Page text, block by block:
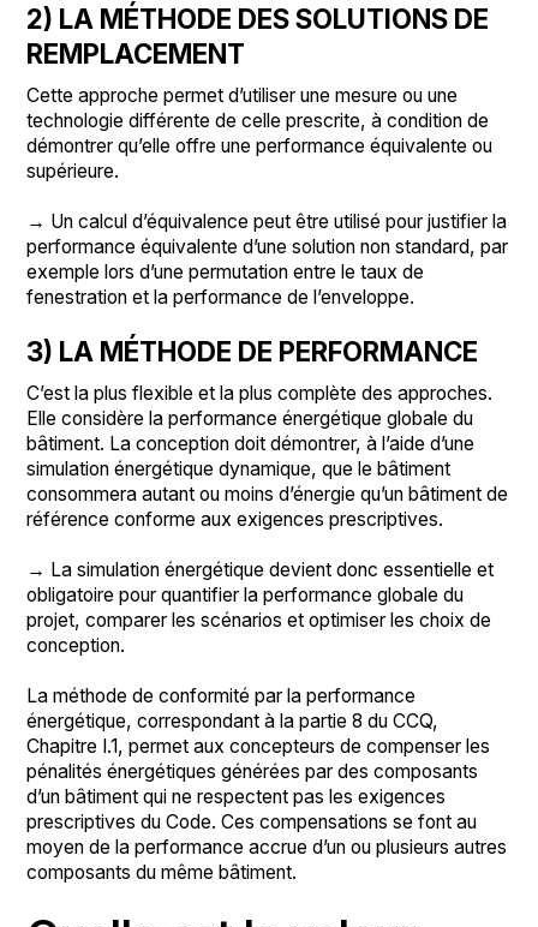
2) LA MÉTHODE DES SOLUTIONS DE
REMPLACEMENT
Cette approche permet d’utiliser une mesure ou une
technologie différente de celle prescrite, à condition de
démontrer qu’elle offre une performance équivalente ou
supérieure.
→ Un calcul d’équivalence peut être utilisé pour justifier la
performance équivalente d’une solution non standard, par
exemple lors d’une permutation entre le taux de
fenestration et la performance de l’enveloppe.
3) LA MÉTHODE DE PERFORMANCE
C’est la plus flexible et la plus complète des approches.
Elle considère la performance énergétique globale du
bâtiment. La conception doit démontrer, à l’aide d’une
simulation énergétique dynamique, que le bâtiment
consommera autant ou moins d’énergie qu’un bâtiment de
référence conforme aux exigences prescriptives.
→ La simulation énergétique devient donc essentielle et
obligatoire pour quantifier la performance globale du
projet, comparer les scénarios et optimiser les choix de
conception.
La méthode de conformité par la performance
énergétique, correspondant à la partie 8 du CCQ,
Chapitre I.1, permet aux concepteurs de compenser les
pénalités énergétiques générées par des composants
d’un bâtiment qui ne respectent pas les exigences
prescriptives du Code. Ces compensations se font au
moyen de la performance accrue d’un ou plusieurs autres
composants du même bâtiment.